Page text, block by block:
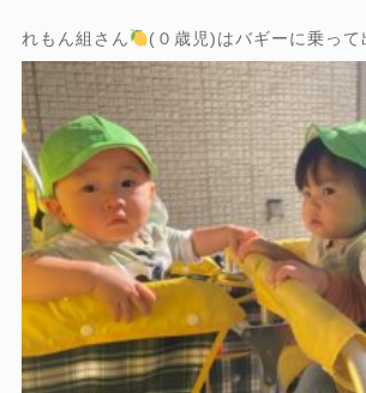
れもん組さん (０歳児)はバギーに乗って